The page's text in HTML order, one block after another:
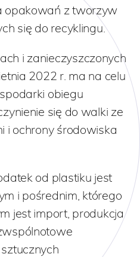
opakowań z tworzyw
się do recyklingu.
i zanieczyszczonych
2022 r. ma na celu
obiegu
się do walki ze
i ochrony środowiska
od plastiku jest
i pośrednim, którego
jest import, produkcja